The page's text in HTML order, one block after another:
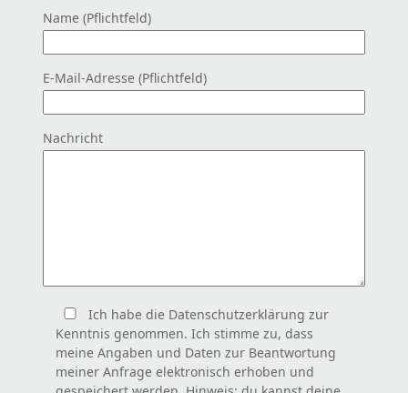
Name (Pflichtfeld)
E-Mail-Adresse (Pflichtfeld)
Nachricht
Ich habe die Datenschutzerklärung zur
Kenntnis genommen. Ich stimme zu, dass
meine Angaben und Daten zur Beantwortung
meiner Anfrage elektronisch erhoben und